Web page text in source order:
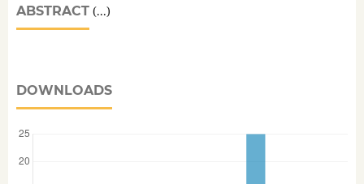
ABSTRACT(...)
DOWNLOADS